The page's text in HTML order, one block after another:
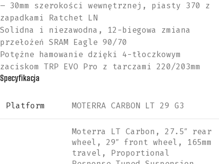
– 30mm szerokości wewnętrznej, piasty 370 z
zapadkami Ratchet LN
Solidna i niezawodna, 12-biegowa zmiana
przełożeń SRAM Eagle 90/70
Potężne hamowanie dzięki 4-tłoczkowym
zaciskom TRP EVO Pro z tarczami 220/203mm
Specyfikacja
Platform MOTERRA CARBON LT 29 G3
Moterra LT Carbon, 27.5″ rear
wheel, 29″ front wheel, 165mm
travel, Proportional